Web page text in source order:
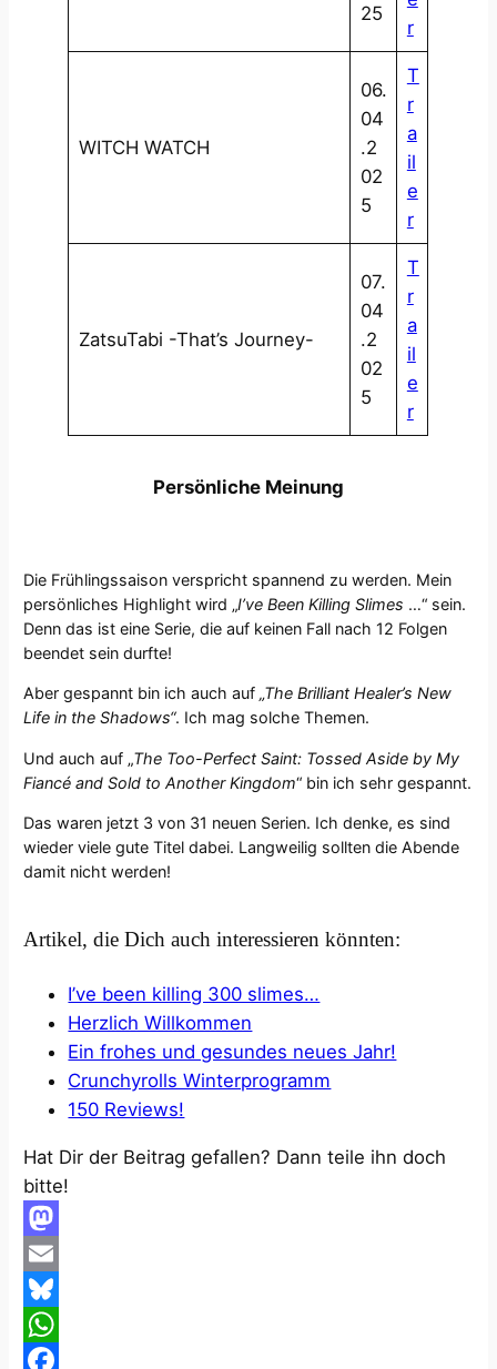
25
r
WITCH WATCH
06.
04
.2
02
5
T
r
a
il
e
r
ZatsuTabi -That’s Journey-
07.
04
.2
02
5
T
r
a
il
e
r
Persönliche Meinung
Die Frühlingssaison verspricht spannend zu werden. Mein
persönliches Highlight wird „I’ve Been Killing Slimes …“ sein.
Denn das ist eine Serie, die auf keinen Fall nach 12 Folgen
beendet sein durfte!
Aber gespannt bin ich auch auf„The Brilliant Healer’s New
Life in the Shadows“. Ich mag solche Themen.
Und auch auf „The Too-Perfect Saint: Tossed Aside by My
Fiancé and Sold to Another Kingdom“ bin ich sehr gespannt.
Das waren jetzt 3 von 31 neuen Serien. Ich denke, es sind
wieder viele gute Titel dabei. Langweilig sollten die Abende
damit nicht werden!
Artikel, die Dich auch interessieren könnten:
I’ve been killing 300 slimes…
Herzlich Willkommen
Ein frohes und gesundes neues Jahr!
Crunchyrolls Winterprogramm
150 Reviews!
Hat Dir der Beitrag gefallen? Dann teile ihn doch
bitte!
Mastodon
Email
Bluesky
WhatsApp